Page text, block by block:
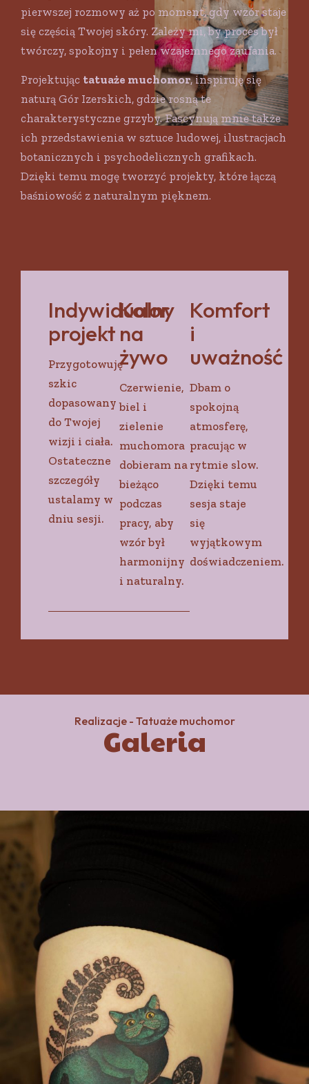
pierwszej rozmowy aż po moment, gdy wzór staje
się częścią Twojej skóry. Zależy mi, by proces był
twórczy, spokojny i pełen wzajemnego zaufania.
Projektując tatuaże muchomor, inspiruję się
naturą Gór Izerskich, gdzie rosną te
charakterystyczne grzyby. Fascynują mnie także
ich przedstawienia w sztuce ludowej, ilustracjach
botanicznych i psychodelicznych grafikach.
Dzięki temu mogę tworzyć projekty, które łączą
baśniowość z naturalnym pięknem.
Indywidualny
projekt
Przygotowuję
szkic
dopasowany
do Twojej
wizji i ciała.
Ostateczne
szczegóły
ustalamy w
dniu sesji.
Kolor
na
żywo
Czerwienie,
biel i
zielenie
muchomora
dobieram na
bieżąco
podczas
pracy, aby
wzór był
harmonijny
i naturalny.
Komfort
i
uważność
Dbam o
spokojną
atmosferę,
pracując w
rytmie slow.
Dzięki temu
sesja staje
się
wyjątkowym
doświadczeniem.
Realizacje - Tatuaże muchomor
Galeria